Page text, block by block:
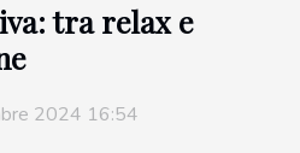
tra relax e
2024 16:54